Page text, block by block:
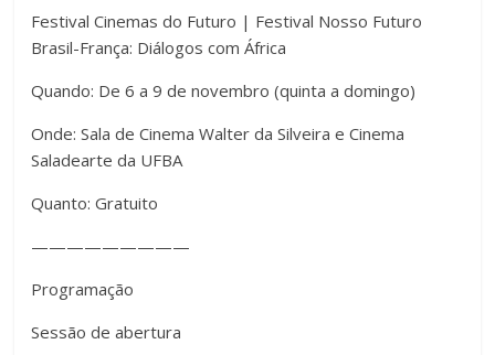
Festival Cinemas do Futuro | Festival Nosso Futuro
Brasil-França: Diálogos com África
Quando: De 6 a 9 de novembro (quinta a domingo)
Onde: Sala de Cinema Walter da Silveira e Cinema
Saladearte da UFBA
Quanto: Gratuito
—————————
Programação
Sessão de abertura